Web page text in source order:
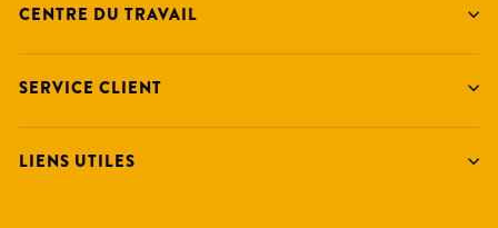
CENTRE DU TRAVAIL
SERVICE CLIENT
LIENS UTILES